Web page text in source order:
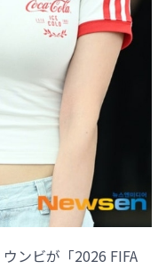
ンビが「2026 FIFA